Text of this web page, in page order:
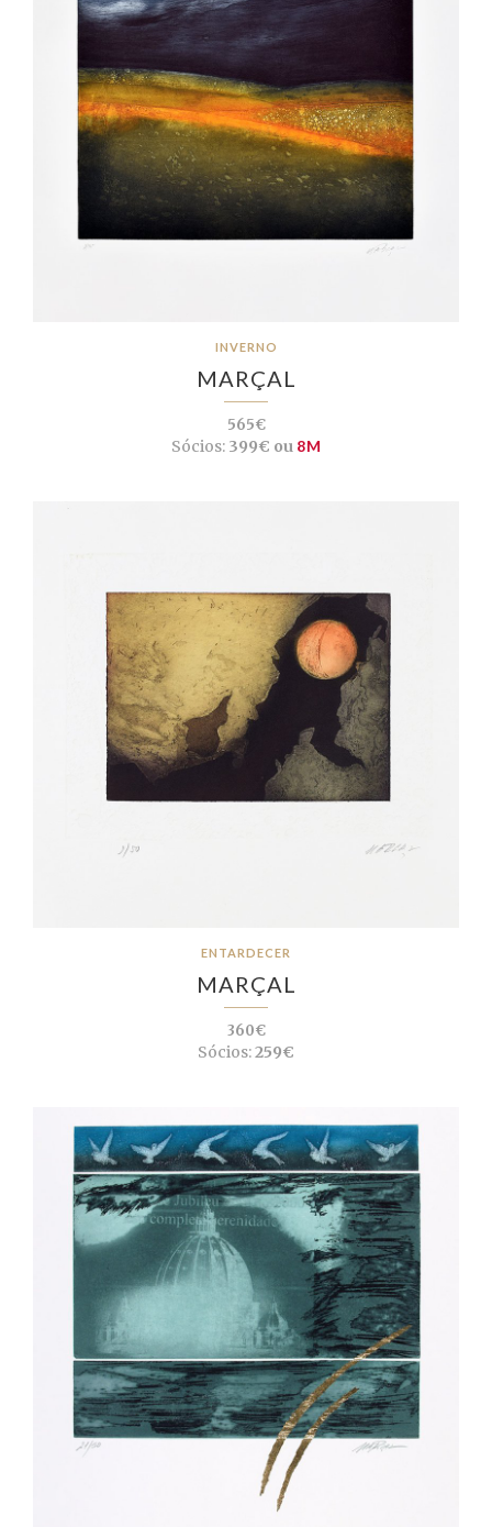
INVERNO
MARÇAL
565€
Sócios:399€ ou 8M
ENTARDECER
MARÇAL
360€
Sócios:259€